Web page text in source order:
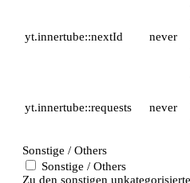
yt.innertube::nextId never
yt.innertube::requests never
Sonstige / Others
Sonstige / Others
Zu den sonstigen